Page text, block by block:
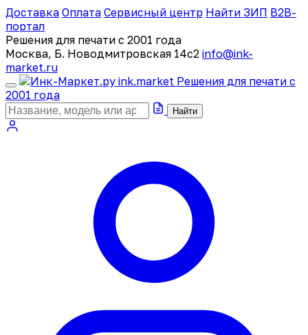
Доставка Оплата Сервисный центр Найти ЗИП B2B-
портал
Решения для печати с 2001 года
Москва, Б. Новодмитровская 14с2 info@ink-
market.ru
ink.market Решения для печати с
2001 года
Найти